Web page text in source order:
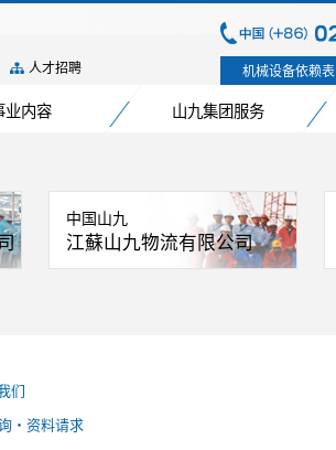
人才招聘
业内容 山九集团服务
机械设备依赖表
中国山九
江蘇山九物流有限公司
们
・资料请求